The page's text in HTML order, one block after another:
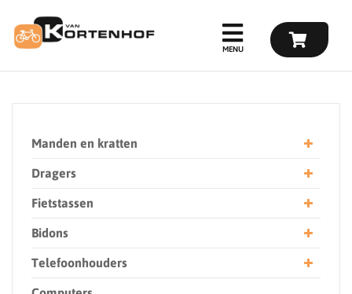
Manden en kratten
Dragers
Fietstassen
Bidons
Telefoonhouders